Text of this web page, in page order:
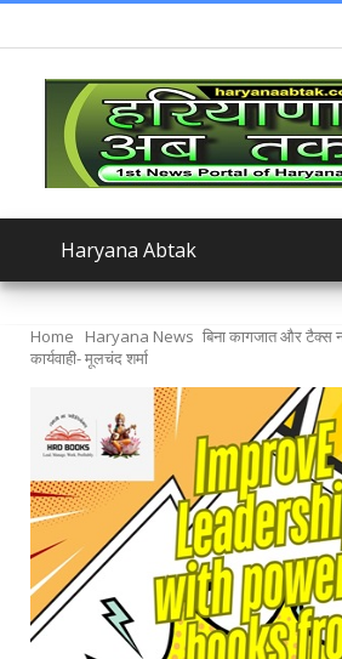
Haryana Abtak
Home Haryana News बिना कागजात और टैक्स न
कार्यवाही- मूलचंद शर्मा